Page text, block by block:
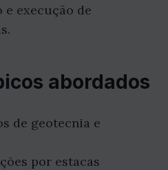
execução de
abordados
de geotecnia e
por estacas